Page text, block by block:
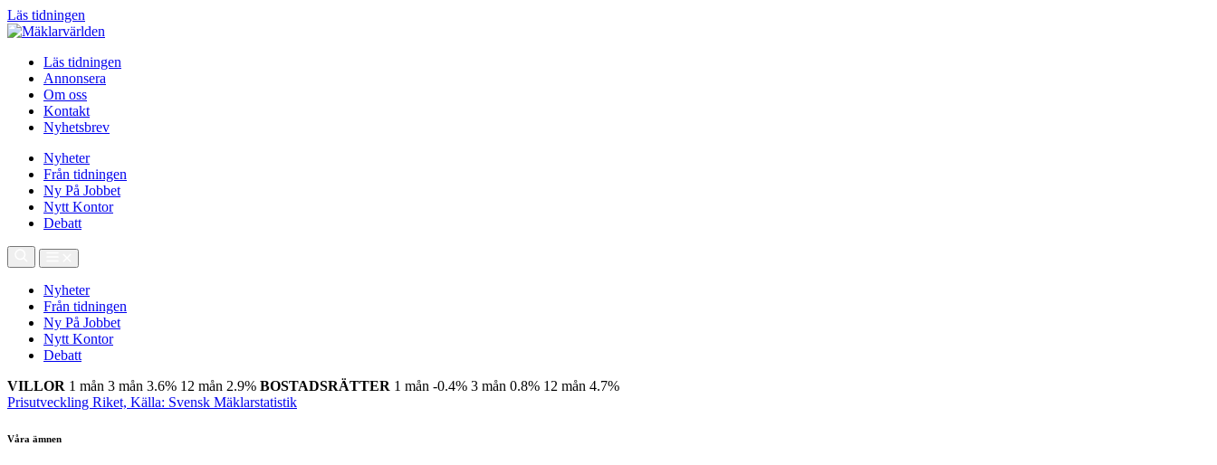
Läs tidningen
Läs tidningen
Annonsera
Om oss
Kontakt
Nyhetsbrev
Nyheter
Från tidningen
Ny På Jobbet
Nytt Kontor
Debatt
Nyheter
Från tidningen
Ny På Jobbet
Nytt Kontor
Debatt
VILLOR 1 mån 3 mån 3.6% 12 mån 2.9% BOSTADSRÄTTER 1 mån -0.4% 3 mån 0.8% 12 mån 4.7%
Prisutveckling Riket, Källa: Svensk Mäklarstatistik
Våra ämnen